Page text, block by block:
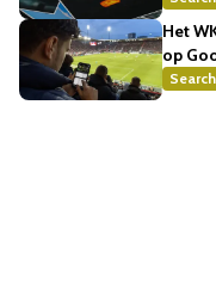
Het
op
Search